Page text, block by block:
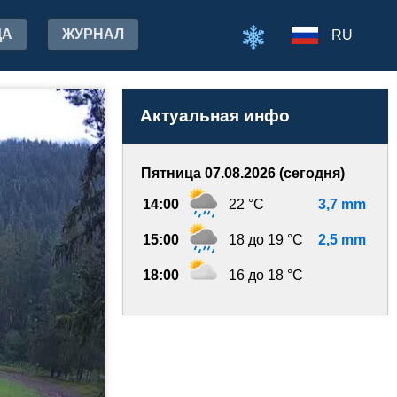
ЖУРНАЛ RU
Актуальная инфо
Пятница 07.08.2026 (сегодня)
14:00 22 °C 3,7 mm
15:00 18 до 19 °C 2,5 mm
18:00 16 до 18 °C